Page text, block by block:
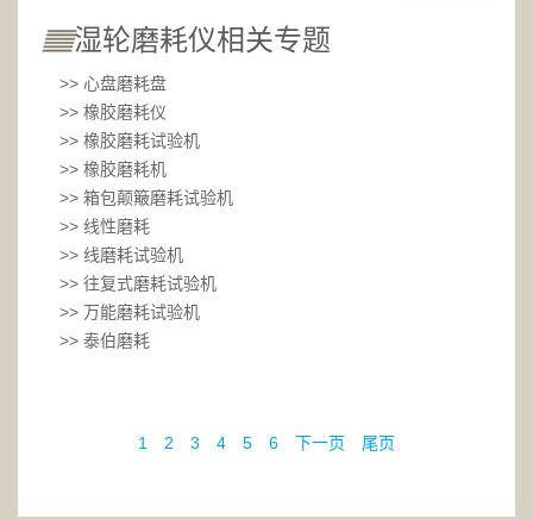
湿轮磨耗仪相关专题
>> 心盘磨耗盘
>> 橡胶磨耗仪
>> 橡胶磨耗试验机
>> 橡胶磨耗机
>> 箱包颠簸磨耗试验机
>> 线性磨耗
>> 线磨耗试验机
>> 往复式磨耗试验机
>> 万能磨耗试验机
>> 泰伯磨耗
1 2 3 4 5 6 下一页 尾页